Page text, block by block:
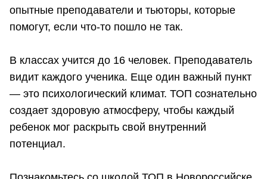
опытные преподаватели и тьюторы, которые
помогут, если что-то пошло не так.
В классах учится до 16 человек. Преподаватель
видит каждого ученика. Еще один важный пункт
— это психологический климат. ТОП сознательно
создает здоровую атмосферу, чтобы каждый
ребенок мог раскрыть свой внутренний
потенциал.